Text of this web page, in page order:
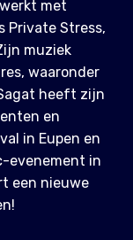
met
Private Stress,
muziek
waaronder
heeft zijn
en
in Eupen en
evenement in
een nieuwe